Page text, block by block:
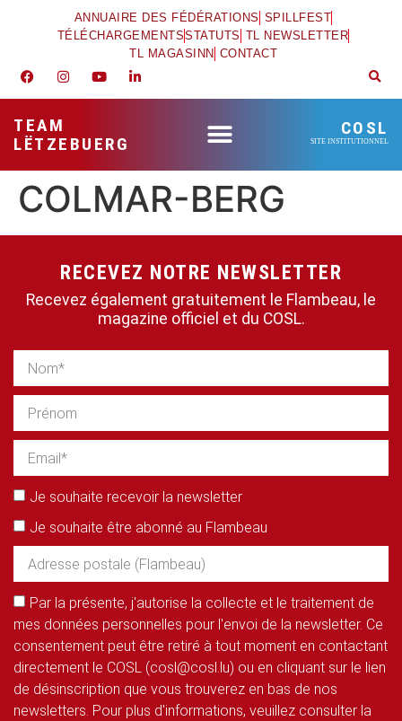
ANNUAIRE DES FÉDÉRATIONS SPILLFEST
TÉLÉCHARGEMENTSSTATUTS TL NEWSLETTER
TL MAGASINN CONTACT
TEAM
LËTZEBUERG
COSL
SITE INSTITUTIONNEL
COLMAR-BERG
RECEVEZ NOTRE NEWSLETTER
Recevez également gratuitement le Flambeau, le
magazine officiel et du COSL.
Je souhaite recevoir la newsletter
Je souhaite être abonné au Flambeau
Par la présente, j'autorise la collecte et le traitement de
mes données personnelles pour l'envoi de la newsletter. Ce
consentement peut être retiré à tout moment en contactant
directement le COSL (cosl@cosl.lu) ou en cliquant sur le lien
de désinscription que vous trouverez en bas de nos
newsletters. Pour plus d'informations, veuillez consulter la